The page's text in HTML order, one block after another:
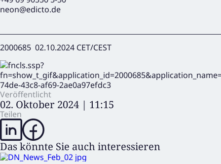
neon@edicto.de
2000685 02.10.2024 CET/CEST
Veröffentlicht
02. Oktober 2024 | 11:15
Teilen
Das könnte Sie auch interessieren